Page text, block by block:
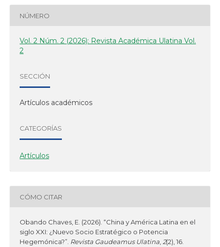
NÚMERO
Vol. 2 Núm. 2 (2026): Revista Académica Ulatina Vol.
2
SECCIÓN
Artículos académicos
CATEGORÍAS
Artículos
CÓMO CITAR
Obando Chaves, E. (2026). “China y América Latina en el
siglo XXI: ¿Nuevo Socio Estratégico o Potencia
Hegemónica?”. Revista Gaudeamus Ulatina,2(2), 16.